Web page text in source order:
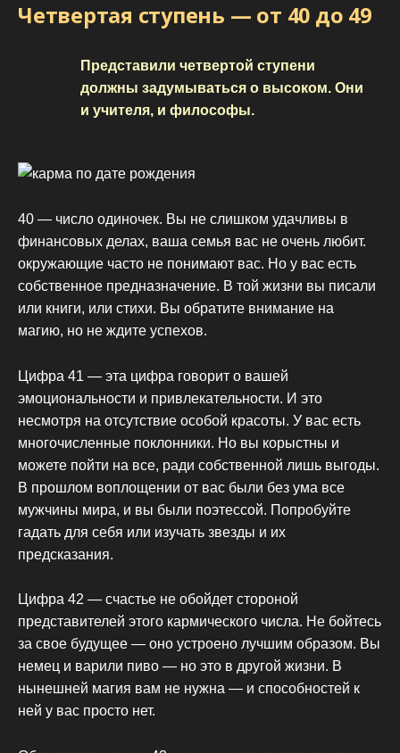
Четвертая ступень — от 40 до 49
Представили четвертой ступени
должны задумываться о высоком. Они
и учителя, и философы.
40 — число одиночек. Вы не слишком удачливы в
финансовых делах, ваша семья вас не очень любит.
окружающие часто не понимают вас. Но у вас есть
собственное предназначение. В той жизни вы писали
или книги, или стихи. Вы обратите внимание на
магию, но не ждите успехов.
Цифра 41 — эта цифра говорит о вашей
эмоциональности и привлекательности. И это
несмотря на отсутствие особой красоты. У вас есть
многочисленные поклонники. Но вы корыстны и
можете пойти на все, ради собственной лишь выгоды.
В прошлом воплощении от вас были без ума все
мужчины мира, и вы были поэтессой. Попробуйте
гадать для себя или изучать звезды и их
предсказания.
Цифра 42 — счастье не обойдет стороной
представителей этого кармического числа. Не бойтесь
за свое будущее — оно устроено лучшим образом. Вы
немец и варили пиво — но это в другой жизни. В
нынешней магия вам не нужна — и способностей к
ней у вас просто нет.